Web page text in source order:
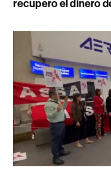
recupero el dinero